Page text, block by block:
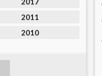
2011
2010